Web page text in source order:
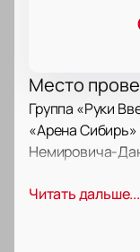
Место
Группа «Руки
«Арена
Немировича-
любимые
Читать дальше...